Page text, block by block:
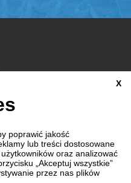
X
poprawić jakość
lub treści dostosowane
oraz analizować
„Akceptuj wszystkie”
przez nas plików